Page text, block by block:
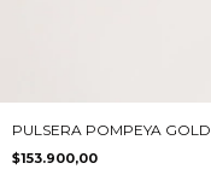
PULSERA POMPEYA GOLD
$153.900,00